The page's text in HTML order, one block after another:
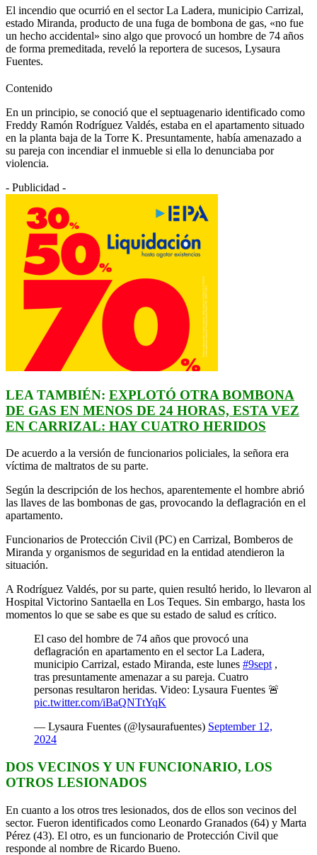
El incendio que ocurrió en el sector La Ladera, municipio Carrizal,
estado Miranda, producto de una fuga de bombona de gas, «no fue
un hecho accidental» sino algo que provocó un hombre de 74 años
de forma premeditada, reveló la reportera de sucesos, Lysaura
Fuentes.
Contenido
En un principio, se conoció que el septuagenario identificado como
Freddy Ramón Rodríguez Valdés, estaba en el apartamento situado
en la planta baja de la Torre K. Presuntamente, había amenazado a
su pareja con incendiar el inmueble si ella lo denunciaba por
violencia.
- Publicidad -
LEA TAMBIÉN: EXPLOTÓ OTRA BOMBONA
DE GAS EN MENOS DE 24 HORAS, ESTA VEZ
EN CARRIZAL: HAY CUATRO HERIDOS
De acuerdo a la versión de funcionarios policiales, la señora era
víctima de maltratos de su parte.
Según la descripción de los hechos, aparentemente el hombre abrió
las llaves de las bombonas de gas, provocando la deflagración en el
apartamento.
Funcionarios de Protección Civil (PC) en Carrizal, Bomberos de
Miranda y organismos de seguridad en la entidad atendieron la
situación.
A Rodríguez Valdés, por su parte, quien resultó herido, lo llevaron al
Hospital Victorino Santaella en Los Teques. Sin embargo, hasta los
momentos lo que se sabe es que su estado de salud es crítico.
El caso del hombre de 74 años que provocó una
deflagración en apartamento en el sector La Ladera,
municipio Carrizal, estado Miranda, este lunes #9sept ,
tras presuntamente amenazar a su pareja. Cuatro
personas resultaron heridas. Video: Lysaura Fuentes 🚨
pic.twitter.com/iBaQNTtYqK
— Lysaura Fuentes (@lysaurafuentes) September 12,
2024
DOS VECINOS Y UN FUNCIONARIO, LOS
OTROS LESIONADOS
En cuanto a los otros tres lesionados, dos de ellos son vecinos del
sector. Fueron identificados como Leonardo Granados (64) y Marta
Pérez (43). El otro, es un funcionario de Protección Civil que
responde al nombre de Ricardo Bueno.